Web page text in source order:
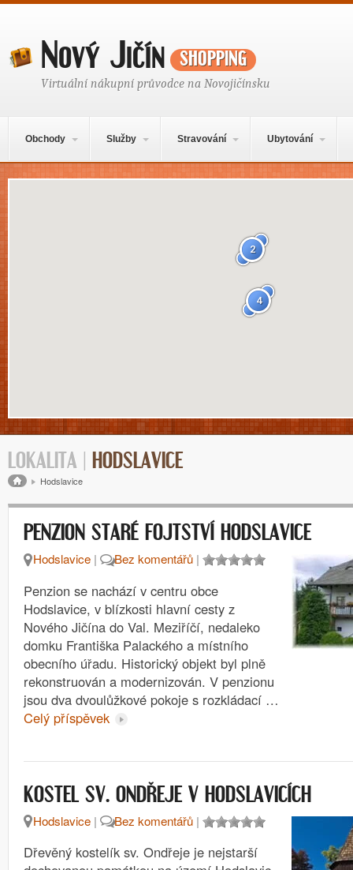
Nový Jičínshopping
Virtuální nákupní průvodce na Novojičínsku
Obchody Služby Stravování Ubytování
Mapa obsahu
4
2
LOKALITA | HODSLAVICE
Drobečková navigace
Hodslavice
PENZION STARÉ FOJTSTVÍ HODSLAVICE
Hodslavice | Bez komentářů |
Penzion se nachází v centru obce
Hodslavice, v blízkosti hlavní cesty z
Nového Jičína do Val. Meziříčí, nedaleko
domku Františka Palackého a místního
obecního úřadu. Historický objekt byl plně
rekonstruován a modernizován. V penzionu
jsou dva dvoulůžkové pokoje s rozkládací …
Celý příspěvek
KOSTEL SV. ONDŘEJE V HODSLAVICÍCH
Hodslavice | Bez komentářů |
Dřevěný kostelík sv. Ondřeje je nejstarší